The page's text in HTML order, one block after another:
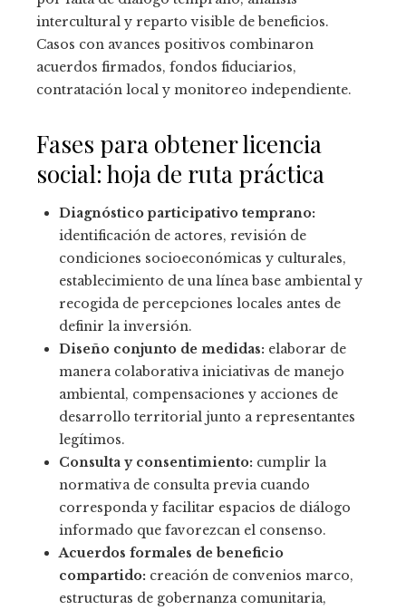
intercultural y reparto visible de beneficios.
Casos con avances positivos combinaron
acuerdos firmados, fondos fiduciarios,
contratación local y monitoreo independiente.
Fases para obtener licencia
social: hoja de ruta práctica
Diagnóstico participativo temprano:
identificación de actores, revisión de
condiciones socioeconómicas y culturales,
establecimiento de una línea base ambiental y
recogida de percepciones locales antes de
definir la inversión.
Diseño conjunto de medidas: elaborar de
manera colaborativa iniciativas de manejo
ambiental, compensaciones y acciones de
desarrollo territorial junto a representantes
legítimos.
Consulta y consentimiento: cumplir la
normativa de consulta previa cuando
corresponda y facilitar espacios de diálogo
informado que favorezcan el consenso.
Acuerdos formales de beneficio
compartido: creación de convenios marco,
estructuras de gobernanza comunitaria,